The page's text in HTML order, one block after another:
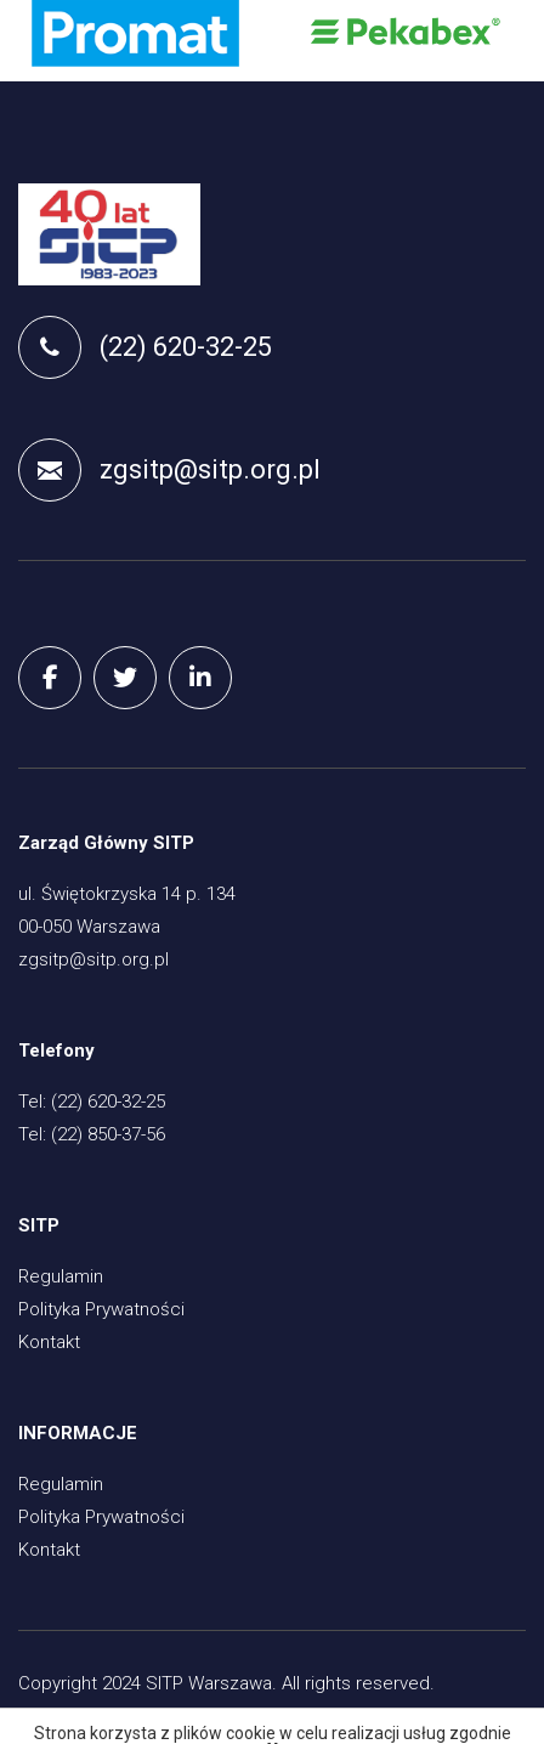
(22) 620-32-25
zgsitp@sitp.org.pl
Zarząd Główny SITP
ul. Świętokrzyska 14 p. 134
00-050 Warszawa
zgsitp@sitp.org.pl
Telefony
Tel: (22) 620-32-25
Tel: (22) 850-37-56
SITP
Regulamin
Polityka Prywatności
Kontakt
INFORMACJE
Regulamin
Polityka Prywatności
Kontakt
Copyright 2024 SITP Warszawa. All rights reserved.
Strona korzysta z plików cookie w celu realizacji usług zgodnie